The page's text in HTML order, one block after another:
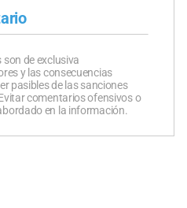
de exclusiva
y las consecuencias
pasibles de las sanciones
comentarios ofensivos o
en la información.